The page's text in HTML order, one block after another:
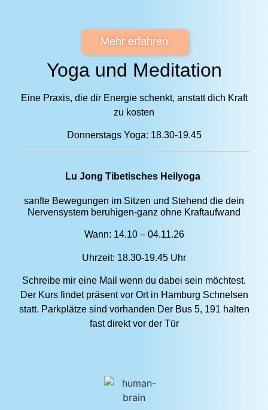
Mehr erfahren
Yoga und Meditation
Eine Praxis, die dir Energie schenkt, anstatt dich Kraft
zu kosten
Donnerstags Yoga: 18.30-19.45
Lu Jong Tibetisches Heilyoga
sanfte Bewegungen im Sitzen und Stehend die dein
Nervensystem beruhigen-ganz ohne Kraftaufwand
Wann: 14.10 – 04.11.26
Uhrzeit: 18.30-19.45 Uhr
Schreibe mir eine Mail wenn du dabei sein möchtest.
Der Kurs findet präsent vor Ort in Hamburg Schnelsen
statt. Parkplätze sind vorhanden Der Bus 5, 191 halten
fast direkt vor der Tür